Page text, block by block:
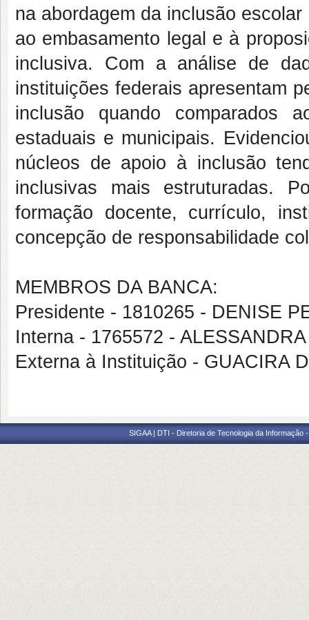
na abordagem da inclusão
ao embasamento legal e à
inclusiva. Com a análise de
instituições federais apresentam
inclusão quando comparados
estaduais e municipais.
núcleos de apoio à inclusão
inclusivas mais estruturadas.
formação docente, currículo,
concepção de responsabilidade
MEMBROS DA BANCA:
Presidente - 1810265 - DENISE
Interna - 1765572 -
Externa à Instituição - GUACIRA
SIGAA | DTI - Diretoria de Tecnologia da